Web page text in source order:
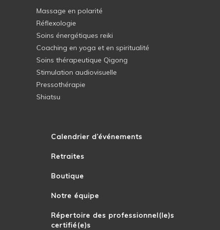
Massage en polarité
Réflexologie
Soins énergétiques reiki
Coaching en yoga et en spiritualité
Soins thérapeutique Qigong
Stimulation audiovisuelle
Pressothérapie
Shiatsu
Calendrier d’événements
Retraites
Boutique
Notre équipe
Répertoire des professionnel(le)s
certifié(e)s